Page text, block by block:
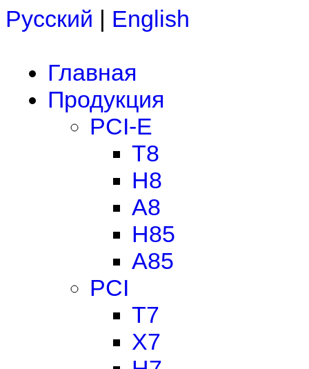
Русский | English
Главная
Продукция
PCI-E
T8
H8
A8
H85
A85
PCI
T7
X7